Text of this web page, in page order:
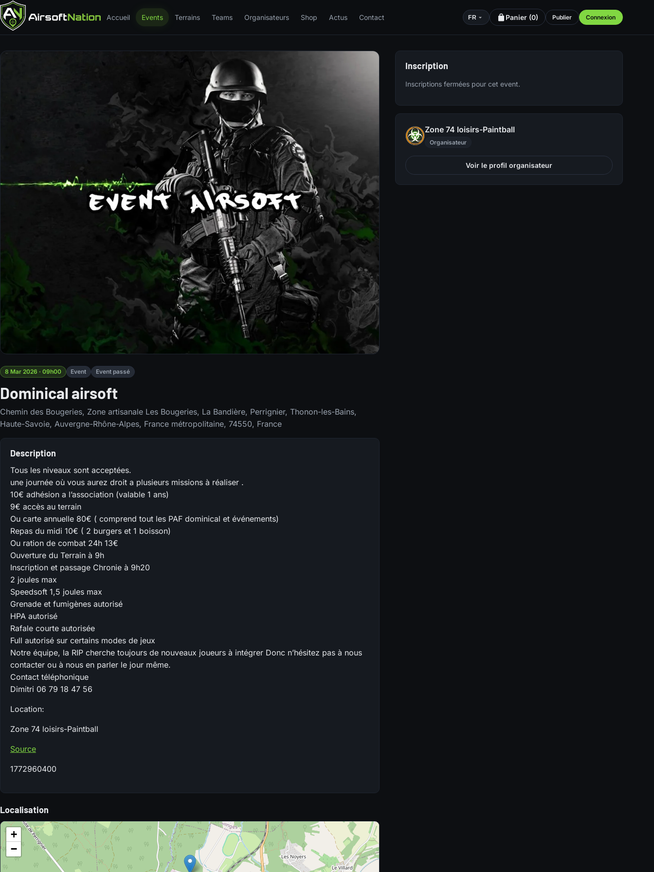
Accueil Events Terrains Teams Organisateurs Shop Actus Contact FR Panier (0) Publier Connexion
8 Mar 2026 · 09h00 Event Event passé
Dominical airsoft
Chemin des Bougeries, Zone artisanale Les Bougeries, La Bandière, Perrignier, Thonon-les-Bains,
Haute-Savoie, Auvergne-Rhône-Alpes, France métropolitaine, 74550, France
Description
Tous les niveaux sont acceptées.
une journée où vous aurez droit a plusieurs missions à réaliser .
10€ adhésion a l’association (valable 1 ans)
9€ accès au terrain
Ou carte annuelle 80€ ( comprend tout les PAF dominical et événements)
Repas du midi 10€ ( 2 burgers et 1 boisson)
Ou ration de combat 24h 13€
Ouverture du Terrain à 9h
Inscription et passage Chronie à 9h20
2 joules max
Speedsoft 1,5 joules max
Grenade et fumigènes autorisé
HPA autorisé
Rafale courte autorisée
Full autorisé sur certains modes de jeux
Notre équipe, la RIP cherche toujours de nouveaux joueurs à intégrer Donc n’hésitez pas à nous
contacter ou à nous en parler le jour même.
Contact téléphonique
Dimitri 06 79 18 47 56
Location:
Zone 74 loisirs-Paintball
Source
1772960400
Localisation
+
−
Inscription
Inscriptions fermées pour cet event.
Zone 74 loisirs-Paintball
Organisateur
Voir le profil organisateur